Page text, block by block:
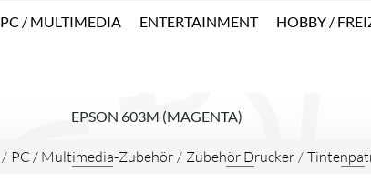
PC / MULTIMEDIA ENTERTAINMENT HOBBY /
EPSON 603M (MAGENTA)
/ PC / Multimedia-Zubehör / Zubehör Drucker /